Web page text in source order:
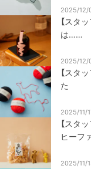
2025/12/
【スタ
は……
2025/12/
【スタ
た
2025/11/
【スタ
ヒーフ
2025/11/